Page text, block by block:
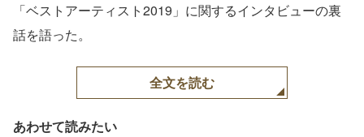
「ベストアーティスト2019」に関するインタビューの裏
話を語った。
全文を読む
あわせて読みたい